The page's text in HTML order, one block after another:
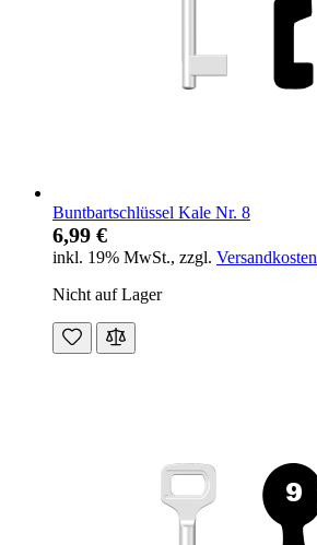
Buntbartschlüssel Kale Nr. 8
6,99 €
inkl. 19% MwSt., zzgl. Versandkosten
Nicht auf Lager